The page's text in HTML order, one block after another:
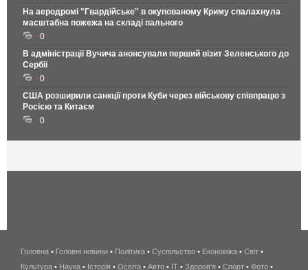
На аеродромі "Гвардійське" в окупованому Криму спалахнула
масштабна пожежа на складі пального
0
В адміністрації Вучича анонсували перший візит Зеленського до
Сербії
0
США розширили санкції проти Куби через військову співпрацю з
Росією та Китаєм
0
беспроводной
интернет
Головна • Головні новини • Політика • Суспільство • Економіка • Світ •
Культура • Наука • Історія • Освіта • Авто • IT • Здоров'я • Спорт • Фото •